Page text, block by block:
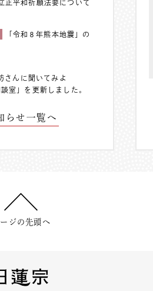
正平和祈願法要について
「令和８年熊本地震」の
さんに聞いてみよ
室」を更新しました。
らせ一覧へ
ジの先頭へ